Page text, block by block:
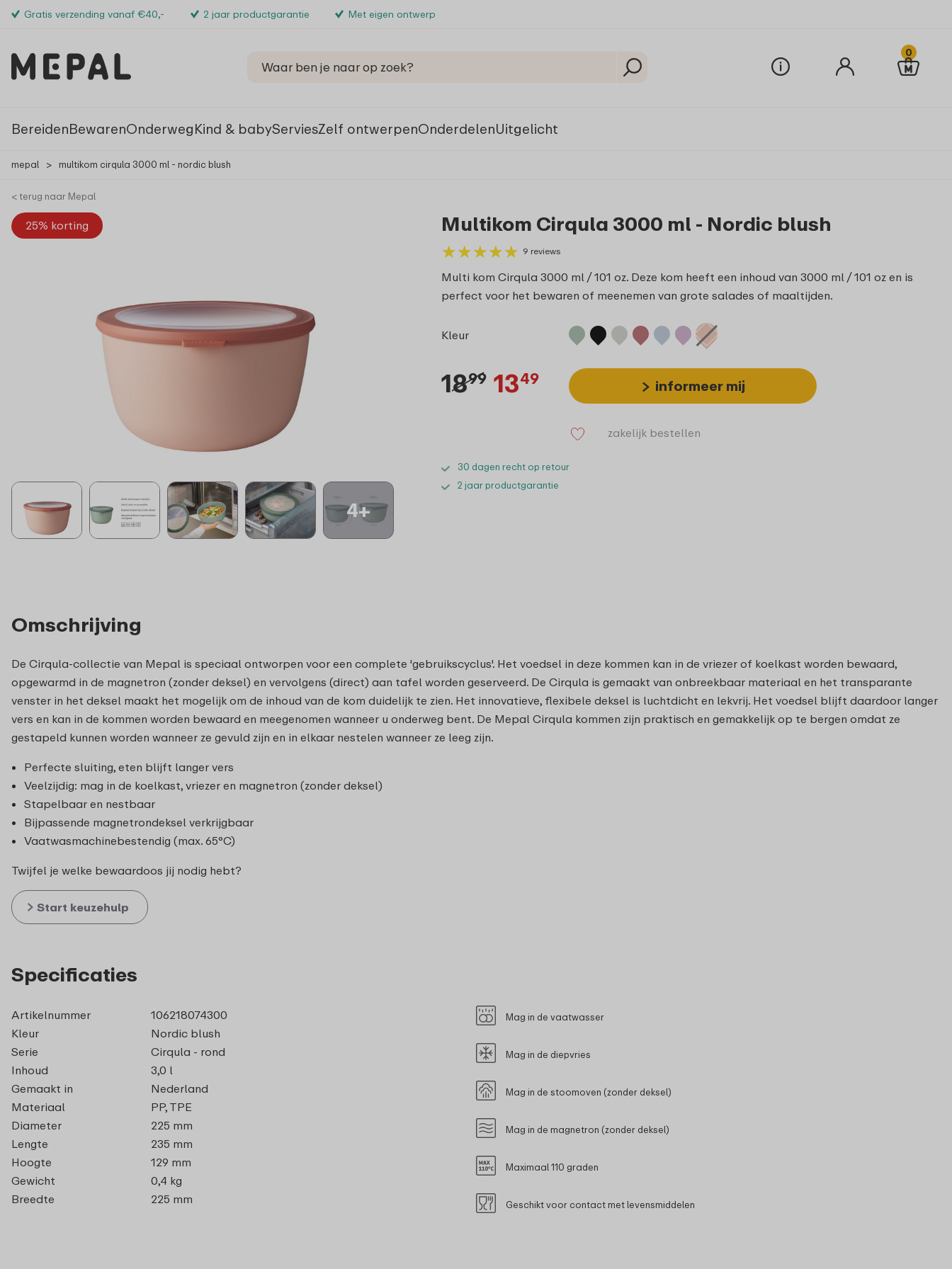
Gratis verzending vanaf €40,- 2 jaar productgarantie Met eigen ontwerp
0
BereidenBewarenOnderwegKind & babyServiesZelf ontwerpenOnderdelenUitgelicht
mepal > multikom cirqula 3000 ml - nordic blush
< terug naar Mepal
25% korting
4+
Multikom Cirqula 3000 ml - Nordic blush
★★★★★
★★★★★ 9 reviews
Multi kom Cirqula 3000 ml / 101 oz. Deze kom heeft een inhoud van 3000 ml / 101 oz en is
perfect voor het bewaren of meenemen van grote salades of maaltijden.
Kleur
1899 1349 informeer mij
zakelijk bestellen
30 dagen recht op retour
2 jaar productgarantie
Omschrijving
De Cirqula-collectie van Mepal is speciaal ontworpen voor een complete 'gebruikscyclus'. Het voedsel in deze kommen kan in de vriezer of koelkast worden bewaard,
opgewarmd in de magnetron (zonder deksel) en vervolgens (direct) aan tafel worden geserveerd. De Cirqula is gemaakt van onbreekbaar materiaal en het transparante
venster in het deksel maakt het mogelijk om de inhoud van de kom duidelijk te zien. Het innovatieve, flexibele deksel is luchtdicht en lekvrij. Het voedsel blijft daardoor langer
vers en kan in de kommen worden bewaard en meegenomen wanneer u onderweg bent. De Mepal Cirqula kommen zijn praktisch en gemakkelijk op te bergen omdat ze
gestapeld kunnen worden wanneer ze gevuld zijn en in elkaar nestelen wanneer ze leeg zijn.
Perfecte sluiting, eten blijft langer vers
Veelzijdig: mag in de koelkast, vriezer en magnetron (zonder deksel)
Stapelbaar en nestbaar
Bijpassende magnetrondeksel verkrijgbaar
Vaatwasmachinebestendig (max. 65°C)
Twijfel je welke bewaardoos jij nodig hebt?
Start keuzehulp
Specificaties
Artikelnummer
106218074300
Kleur
Nordic blush
Serie
Cirqula - rond
Inhoud
3,0 l
Gemaakt in
Nederland
Materiaal
PP, TPE
Diameter
225 mm
Lengte
235 mm
Hoogte
129 mm
Gewicht
0,4 kg
Breedte
225 mm
Mag in de vaatwasser
Mag in de diepvries
Mag in de stoomoven (zonder deksel)
Mag in de magnetron (zonder deksel)
Maximaal 110 graden
Geschikt voor contact met levensmiddelen